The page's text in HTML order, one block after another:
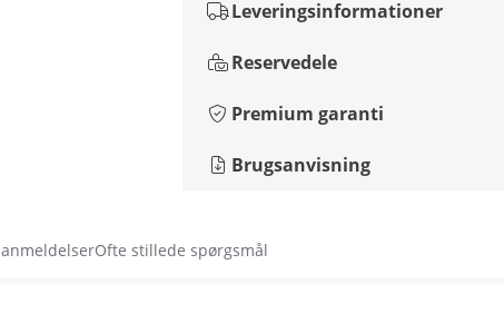
Leveringsinformationer
Reservedele
Premium garanti
Brugsanvisning
Ofte stillede spørgsmål